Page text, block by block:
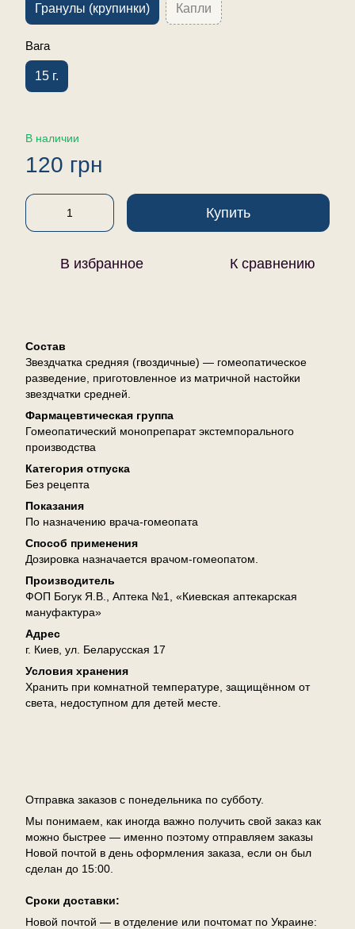
Гранулы (крупинки) Капли
Вага
15 г.
В наличии
120 грн
Купить
В избранное К сравнению
Состав
Звездчатка средняя (гвоздичные) — гомеопатическое
разведение, приготовленное из матричной настойки
звездчатки средней.
Фармацевтическая группа
Гомеопатический монопрепарат экстемпорального
производства
Категория отпуска
Без рецепта
Показания
По назначению врача-гомеопата
Способ применения
Дозировка назначается врачом-гомеопатом.
Производитель
ФОП Богук Я.В., Аптека №1, «Киевская аптекарская
мануфактура»
Адрес
г. Киев, ул. Беларусская 17
Условия хранения
Хранить при комнатной температуре, защищённом от
света, недоступном для детей месте.
Отправка заказов с понедельника по субботу.
Мы понимаем, как иногда важно получить свой заказ как
можно быстрее — именно поэтому отправляем заказы
Новой почтой в день оформления заказа, если он был
сделан до 15:00.
Сроки доставки:
Новой почтой — в отделение или почтомат по Украине: